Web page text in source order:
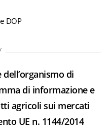
DOP
di
di informazione e
agricoli sui mercati
UE n. 1144/2014